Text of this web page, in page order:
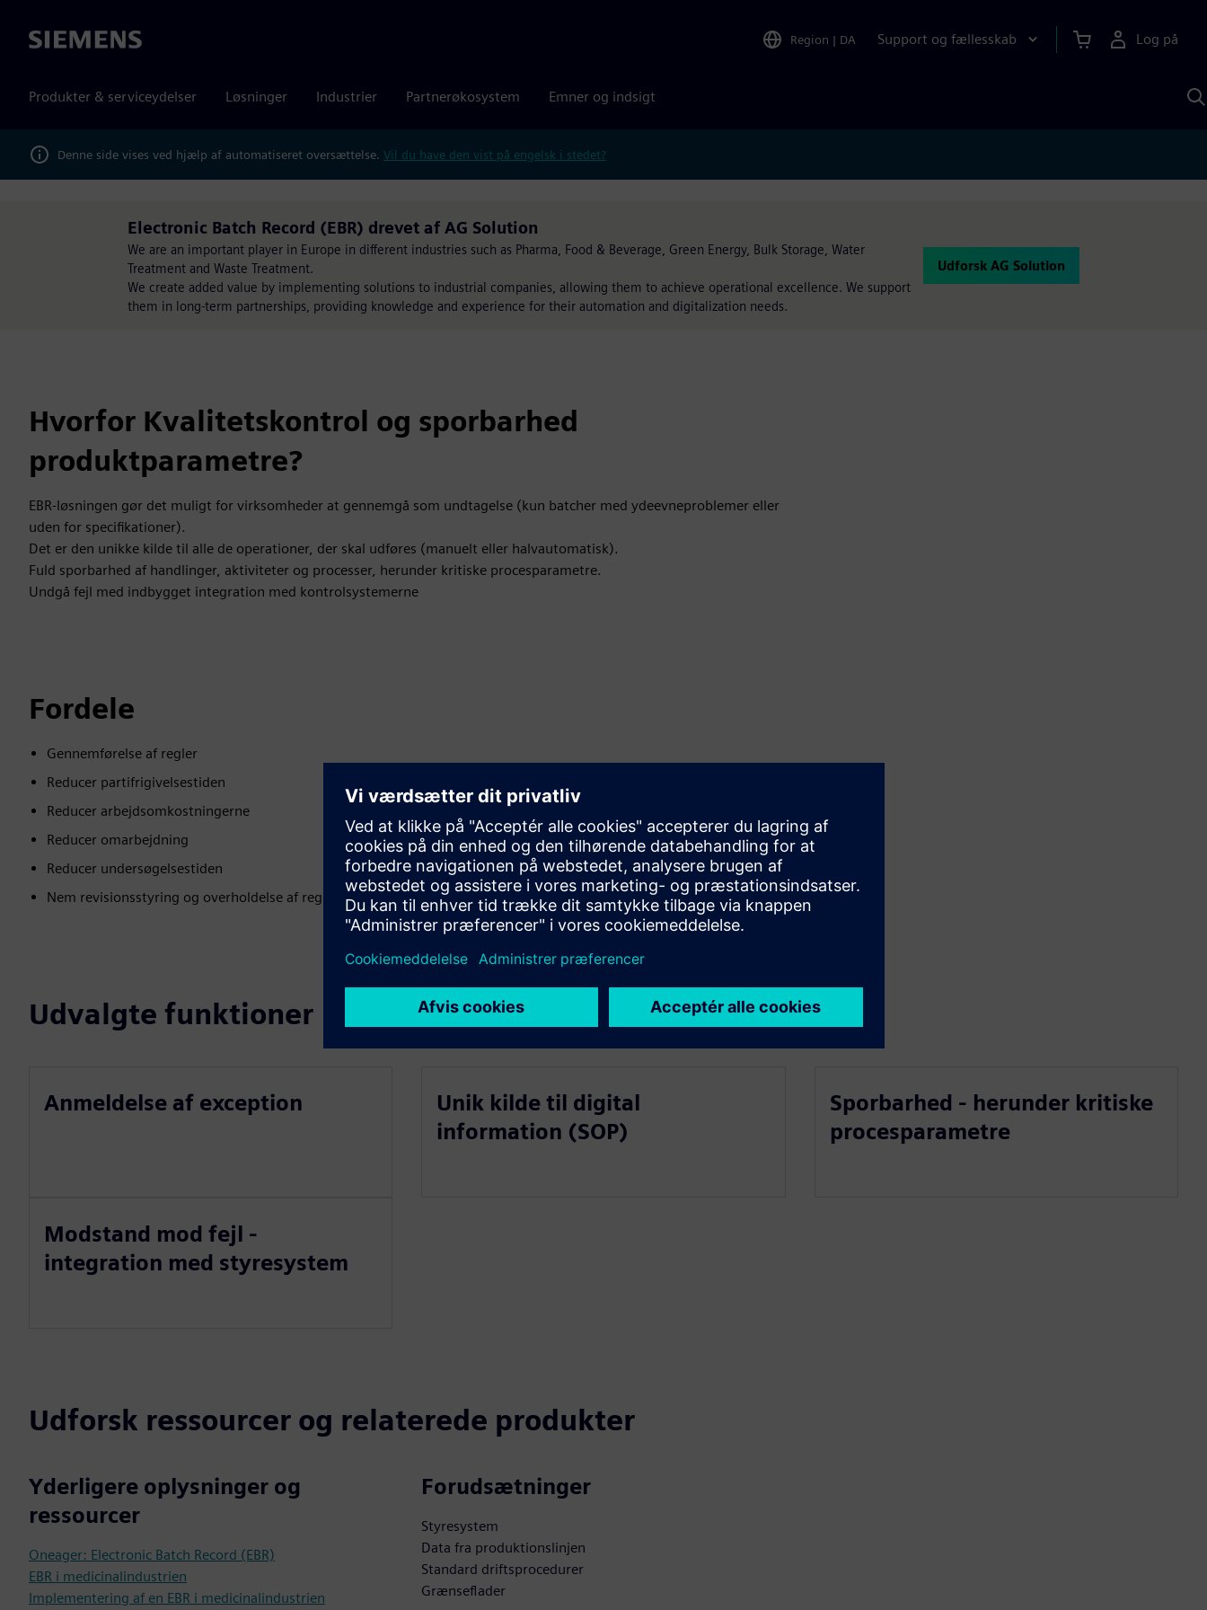
Siemens Region | DA Support og fællesskab Log på
Produkter & serviceydelser Løsninger Industrier Partnerøkosystem Emner og indsigt
Denne side vises ved hjælp af automatiseret oversættelse. Vil du have den vist på engelsk i stedet?
Electronic Batch Record (EBR) drevet af AG Solution
We are an important player in Europe in different industries such as Pharma, Food & Beverage, Green Energy, Bulk Storage, Water
Treatment and Waste Treatment.
We create added value by implementing solutions to industrial companies, allowing them to achieve operational excellence. We support
them in long-term partnerships, providing knowledge and experience for their automation and digitalization needs.
Udforsk AG Solution
Hvorfor Kvalitetskontrol og sporbarhed
produktparametre?
EBR-løsningen gør det muligt for virksomheder at gennemgå som undtagelse (kun batcher med ydeevneproblemer eller
uden for specifikationer).
Det er den unikke kilde til alle de operationer, der skal udføres (manuelt eller halvautomatisk).
Fuld sporbarhed af handlinger, aktiviteter og processer, herunder kritiske procesparametre.
Undgå fejl med indbygget integration med kontrolsystemerne
Fordele
Gennemførelse af regler
Reducer partifrigivelsestiden
Reducer arbejdsomkostningerne
Reducer omarbejdning
Reducer undersøgelsestiden
Nem revisionsstyring og overholdelse af regler (gennemsigtighed og sporbarhed)
Udvalgte funktioner
Anmeldelse af exception
Unik kilde til digital
information (SOP)
Sporbarhed - herunder kritiske
procesparametre
Modstand mod fejl -
integration med styresystem
Udforsk ressourcer og relaterede produkter
Yderligere oplysninger og
ressourcer
Oneager: Electronic Batch Record (EBR)
EBR i medicinalindustrien
Implementering af en EBR i medicinalindustrien
Forudsætninger
Styresystem
Data fra produktionslinjen
Standard driftsprocedurer
Grænseflader